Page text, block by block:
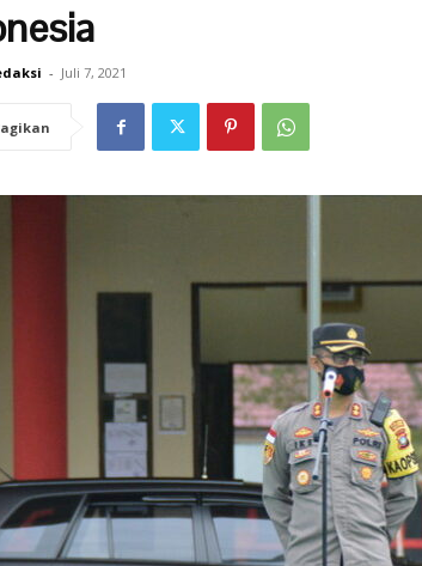
- Juli 7, 2021